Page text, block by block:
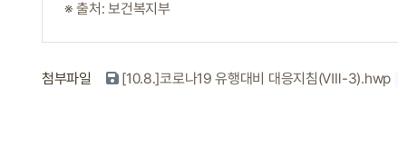
※ 출처: 보건복지부
첨부파일 [10.8.]코로나19 유행대비 대응지침(Ⅷ-3).hwp